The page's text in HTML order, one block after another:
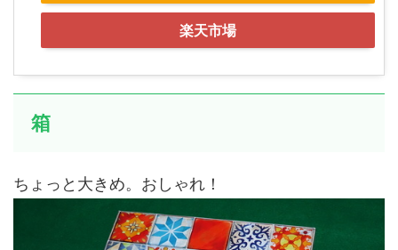
楽天市場
箱
ちょっと大きめ。おしゃれ！